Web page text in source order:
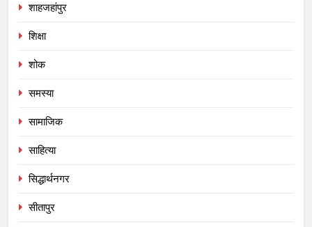
शाहजहांपुर
शिक्षा
शोक
समस्या
सामाजिक
साहित्या
सिद्धार्थनगर
सीतापुर